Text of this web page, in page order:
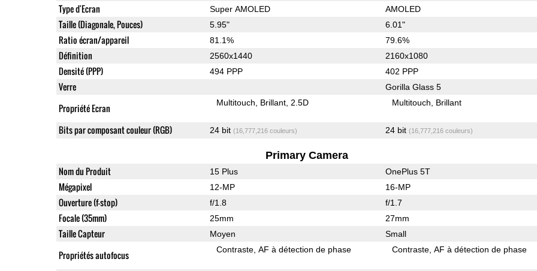
Type d'Ecran Super AMOLED AMOLED
Taille (Diagonale, Pouces) 5.95" 6.01"
Ratio écran/appareil 81.1% 79.6%
Définition 2560x1440 2160x1080
Densité (PPP) 494 PPP 402 PPP
Verre Gorilla Glass 5
Propriété Ecran Multitouch Brillant 2.5D Multitouch Brillant
Bits par composant couleur (RGB) 24 bit (16,777,216 couleurs) 24 bit (16,777,216 couleurs)
Primary Camera
Nom du Produit 15 Plus OnePlus 5T
Mégapixel 12-MP 16-MP
Ouverture (f-stop) f/1.8 f/1.7
Focale (35mm) 25mm 27mm
Taille Capteur Moyen Small
Propriétés autofocus Contraste AF à détection de phase Contraste AF à détection de phase